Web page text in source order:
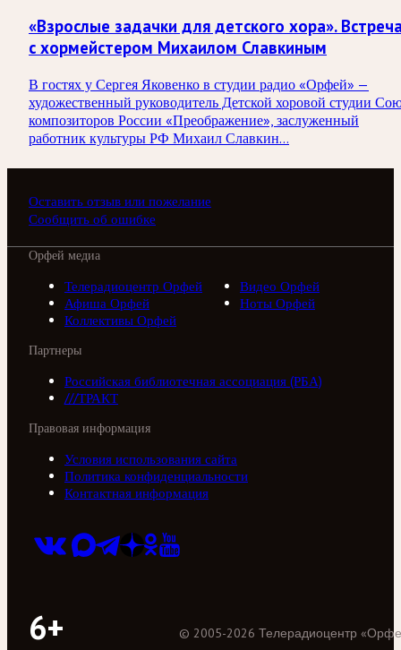
«Взрослые задачки для детского хора».
с хормейстером Михаилом Славкиным
В гостях у Сергея Яковенко в студии радио «Орфей» —
художественный руководитель Детской хоровой студии
композиторов России «Преображение», заслуженный
работник культуры РФ Михаил Славкин…
Оставить отзыв или пожелание
Сообщить об ошибке
Орфей медиа
Телерадиоцентр Орфей
Видео Орфей
Афиша Орфей
Ноты Орфей
Коллективы Орфей
Партнеры
Российская библиотечная ассоциация (РБА)
///ТРАКТ
Правовая информация
Условия использования сайта
Политика конфиденциальности
Контактная информация
6+ © 2005-2026 Телерадиоцентр